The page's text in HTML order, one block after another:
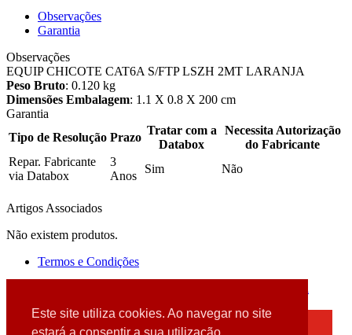
Este site utiliza cookies. Ao navegar no site
estará a consentir a sua utilização.
Observações
Garantia
Observações
EQUIP CHICOTE CAT6A S/FTP LSZH 2MT LARANJA
Peso Bruto: 0.120 kg
Dimensões Embalagem: 1.1 X 0.8 X 200 cm
Garantia
Tipo de Resolução Prazo
Tratar com a
Databox
Necessita Autorização
do Fabricante
Repar. Fabricante
via Databox
3
Anos
Sim Não
Artigos Associados
Não existem produtos.
Termos e Condições